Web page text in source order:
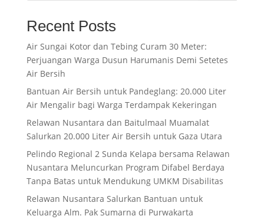
Recent Posts
Air Sungai Kotor dan Tebing Curam 30 Meter:
Perjuangan Warga Dusun Harumanis Demi Setetes
Air Bersih
Bantuan Air Bersih untuk Pandeglang: 20.000 Liter
Air Mengalir bagi Warga Terdampak Kekeringan
Relawan Nusantara dan Baitulmaal Muamalat
Salurkan 20.000 Liter Air Bersih untuk Gaza Utara
Pelindo Regional 2 Sunda Kelapa bersama Relawan
Nusantara Meluncurkan Program Difabel Berdaya
Tanpa Batas untuk Mendukung UMKM Disabilitas
Relawan Nusantara Salurkan Bantuan untuk
Keluarga Alm. Pak Sumarna di Purwakarta